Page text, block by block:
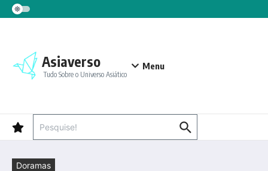
Ir para o conteúdo
Asiaverso
Tudo Sobre o Universo Asiático
Menu
Doramas